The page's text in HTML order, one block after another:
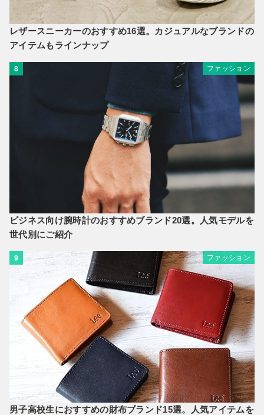
レザースニーカーのおすすめ16選。カジュアルなブランドの
アイテムもラインナップ
8 ファッション
ビジネス向け腕時計のおすすめブランド20選。人気モデルを
世代別にご紹介
9 ファッション
男子高校生におすすめの財布ブランド15選。人気アイテムを